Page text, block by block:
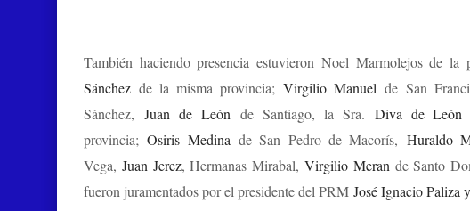
También haciendo presencia estuvieron Noel Marmolejos de
Sánchez de la misma provincia;Virgilio Manuel de San
Sánchez, Juan de León de Santiago, la Sra. Diva de León
provincia;Osiris Medina de San Pedro de Macorís, Huraldo
Vega,Juan Jerez, Hermanas Mirabal,Virgilio Meran de Santo
fueron juramentados por el presidente del PRM José Ignacio Paliza